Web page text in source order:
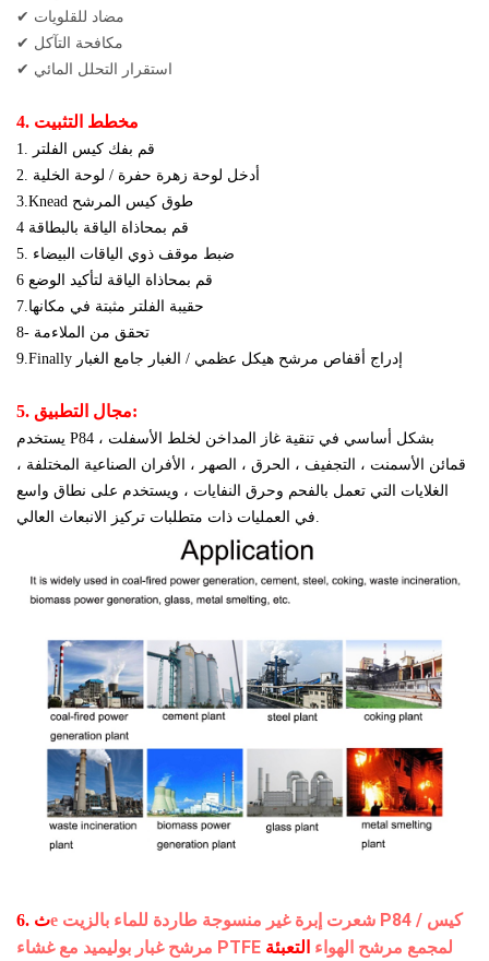
✔ مضاد للقلويات
✔ مكافحة التآكل
✔ استقرار التحلل المائي
4. مخطط التثبيت
1. قم بفك كيس الفلتر
2. أدخل لوحة زهرة حفرة / لوحة الخلية
3.Knead طوق كيس المرشح
4 قم بمحاذاة الياقة بالبطاقة
5. ضبط موقف ذوي الياقات البيضاء
6 قم بمحاذاة الياقة لتأكيد الوضع
7.حقيبة الفلتر مثبتة في مكانها
8- تحقق من الملاءمة
9.Finally إدراج أقفاص مرشح هيكل عظمي / الغبار جامع الغبار
5. مجال التطبيق:
يستخدم P84 بشكل أساسي في تنقية غاز المداخن لخلط الأسفلت ،
قمائن الأسمنت ، التجفيف ، الحرق ، الصهر ، الأفران الصناعية المختلفة ،
الغلايات التي تعمل بالفحم وحرق النفايات ، ويستخدم على نطاق واسع
6. ثe
مرشح غبار بوليميد مع غشاء PTFE لمجمع مرشح الهواء التعبئة